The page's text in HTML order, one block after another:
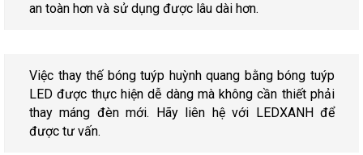
an toàn hơn và sử dụng được lâu dài hơn.
Việc thay thế bóng tuýp huỳnh quang bằng bóng tuýp
LED được thực hiện dễ dàng mà không cần thiết phải
thay máng đèn mới. Hãy liên hệ với LEDXANH để
được tư vấn.